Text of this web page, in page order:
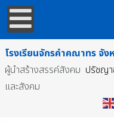
โรงเรียนจักรคำคณาทร จัง
ผู้นำสร้างสรรค์สังคม ปรัชญา
และสังคม